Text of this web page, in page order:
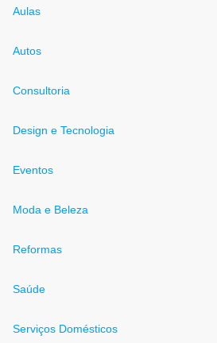
Aulas
Autos
Consultoria
Design e Tecnologia
Eventos
Moda e Beleza
Reformas
Saúde
Serviços Domésticos